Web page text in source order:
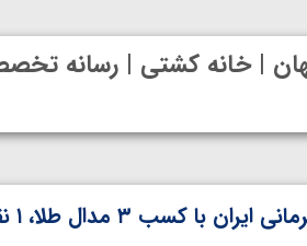
| خانه کشتی | رسانه
کشتی آزاد